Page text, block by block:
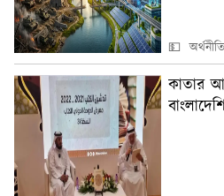
💵 অর্থনীতি
কাতার